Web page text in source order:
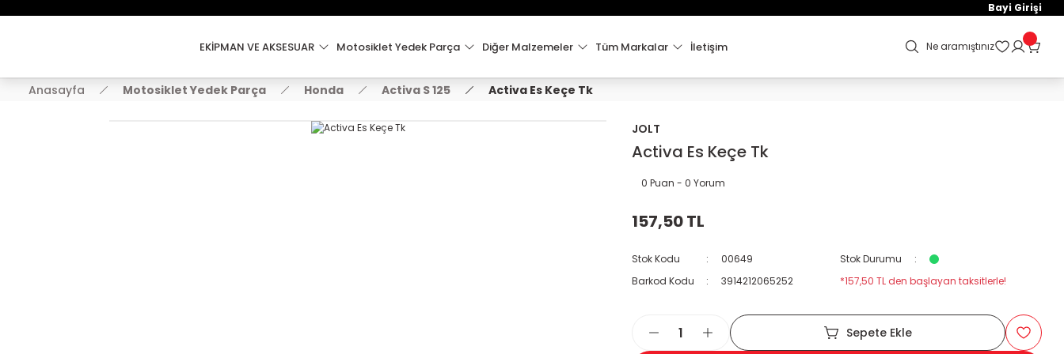
2000 TL VE ÜZERİ KARGO ÜCRETSİZ !
Bayi Girişi
EKİPMAN VE AKSESUAR Motosiklet Yedek Parça Diğer Malzemeler Tüm Markalar İletişim Ne aramıştınız
Anasayfa Motosiklet Yedek Parça Honda Activa S 125 Activa Es Keçe Tk
JOLT
Activa Es Keçe Tk
0 Puan - 0 Yorum
157,50 TL
Stok Kodu 00649
Stok Durumu
Barkod Kodu
3914212065252 *157,50 TL den başlayan taksitlerle!
Sepete Ekle